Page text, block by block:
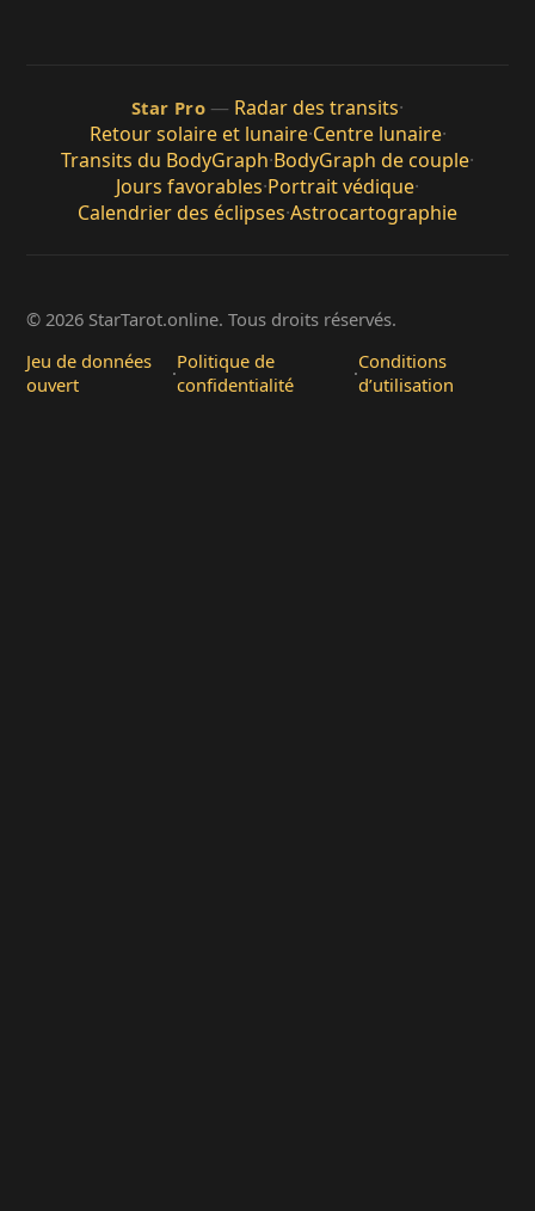
Star Pro — Radar des transits·
Retour solaire et lunaire·Centre lunaire·
Transits du BodyGraph·BodyGraph de couple·
Jours favorables·Portrait védique·
Calendrier des éclipses·Astrocartographie
© 2026 StarTarot.online. Tous droits réservés.
Jeu de données
ouvert
·Politique de
confidentialité
·Conditions
d’utilisation